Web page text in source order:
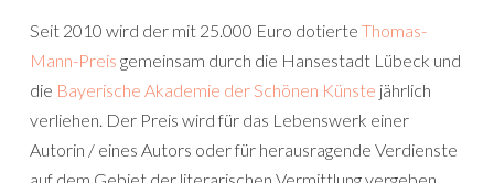
Seit 2010 wird der mit 25.000 Euro dotierte Thomas-
Mann-Preis gemeinsam durch die Hansestadt Lübeck und
die Bayerische Akademie der Schönen Künste jährlich
verliehen. Der Preis wird für das Lebenswerk einer
Autorin / eines Autors oder für herausragende Verdienste